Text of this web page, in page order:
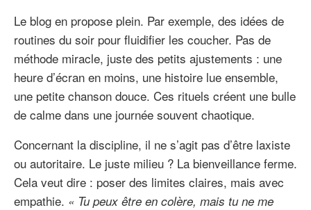
Le blog en propose plein. Par exemple, des idées de
routines du soir pour fluidifier les coucher. Pas de
méthode miracle, juste des petits ajustements : une
heure d’écran en moins, une histoire lue ensemble,
une petite chanson douce. Ces rituels créent une bulle
de calme dans une journée souvent chaotique.
Concernant la discipline, il ne s’agit pas d’être laxiste
ou autoritaire. Le juste milieu ? La bienveillance ferme.
Cela veut dire : poser des limites claires, mais avec
empathie. « Tu peux être en colère, mais tu ne me